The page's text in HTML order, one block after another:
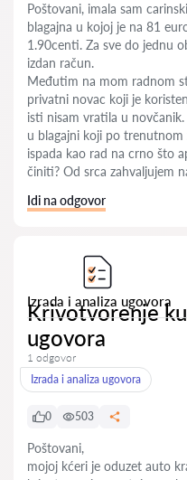
Poštovani, imala sam
blagajna u kojoj je na 81
1.90centi. Za sve do jednu
izdan račun.
Međutim na mom radnom
privatni novac koji je
isti nisam vratila u
u blagajni koji po
ispada kao rad na crno što
činiti? Od srca zahvaljujem
Idi na odgovor
Izrada i analiza ugovora
Krivotvorenje
ugovora
1 odgovor
Izrada i analiza ugovora
0 503
Poštovani,
mojoj kćeri je oduzet auto